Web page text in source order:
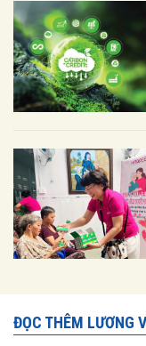
ĐỌC THÊM LƯƠNG